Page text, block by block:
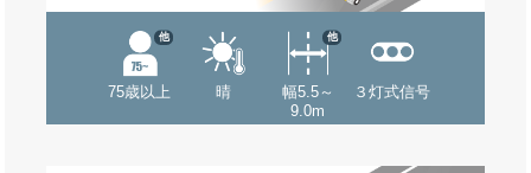
75歳以上
他
晴
幅5.5～
9.0m
他
３灯式信号